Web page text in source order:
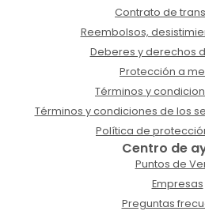
Contrato de
Reembolsos,
Deberes y derechos
Protección a
Términos y
Términos y condiciones de los
Política de
Centro de
Puntos de
Empresas
Preguntas